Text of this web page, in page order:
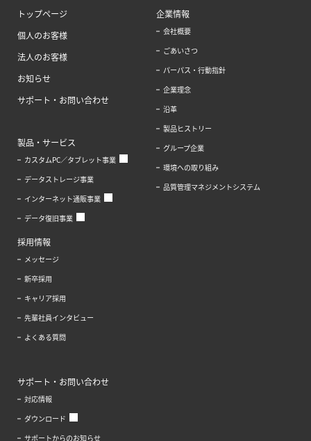
トップページ
個人のお客様
法人のお客様
お知らせ
サポート・お問い合わせ
製品・サービス
カスタムPC／タブレット事業
データストレージ事業
インターネット通販事業
データ復旧事業
企業情報
会社概要
ごあいさつ
パーパス・行動指針
企業理念
沿革
製品ヒストリー
グループ企業
環境への取り組み
品質管理マネジメントシステム
採用情報
メッセージ
新卒採用
キャリア採用
先輩社員インタビュー
よくある質問
サポート・お問い合わせ
対応情報
ダウンロード
サポートからのお知らせ